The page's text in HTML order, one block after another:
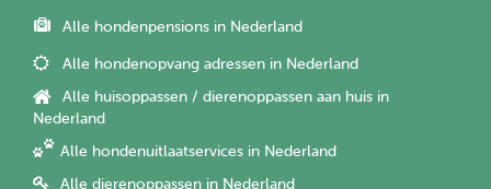
Alle hondenpensions in Nederland
Alle hondenopvang adressen in Nederland
Alle huisoppassen / dierenoppassen aan huis in
Nederland
Alle hondenuitlaatservices in Nederland
Alle dierenoppassen in Nederland